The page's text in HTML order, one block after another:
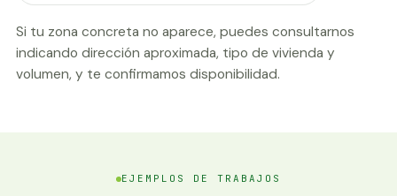
Si tu zona concreta no aparece, puedes consultarnos
indicando dirección aproximada, tipo de vivienda y
volumen, y te confirmamos disponibilidad.
EJEMPLOS DE TRABAJOS